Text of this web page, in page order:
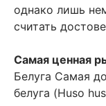
однако лишь
считать
Самая ценная
Белуга Самая
белуга (Huso